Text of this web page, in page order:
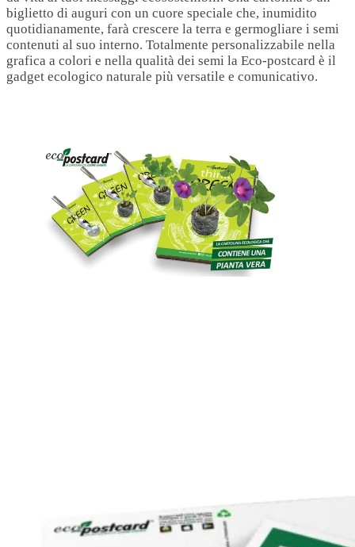
biglietto di auguri con un cuore speciale che, inumidito
quotidianamente, farà crescere la terra e germogliare i semi
contenuti al suo interno. Totalmente personalizzabile nella
grafica a colori e nella qualità dei semi la Eco-postcard è il
gadget ecologico naturale più versatile e comunicativo.